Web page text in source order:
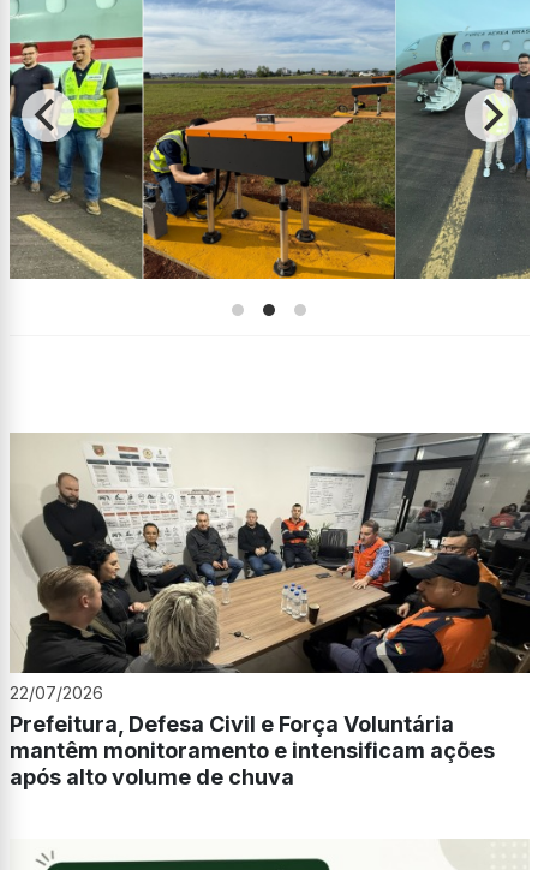
22/07/2026
Prefeitura, Defesa Civil e Força Voluntária
mantêm monitoramento e intensificam ações
após alto volume de chuva